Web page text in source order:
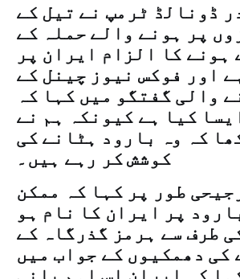
ڈونالڈ ٹرمپ نے تیل کے
پر ہونے والے حملہ کے
ہونے کا الزام ایران پر
اور فوكس نیوز چینل کے
والی گفتگو میں کہا کہ
کیا ہے کیونکہ ہم نے
کہ وہ بارود ہٹانے کی
کوشش کر رہے ہیں۔
طور پر کہا کہ ممکن
پر ایران کا نام ہو
طرف سے ہرمز گذرگاہ کے
کی دھمکیوں کے جواب میں